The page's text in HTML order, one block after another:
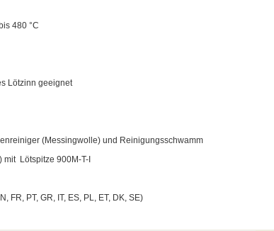
480 °C
Lötzinn geeignet
(Messingwolle) und Reinigungsschwamm
mit Lötspitze 900M-T-I
FR, PT, GR, IT, ES, PL, ET, DK, SE)